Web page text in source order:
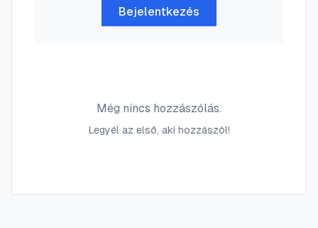
Bejelentkezés
Még nincs hozzászólás.
Legyél az első, aki hozzászól!